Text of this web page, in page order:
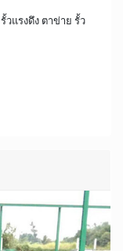
วแรงดึง ตาข่าย รั้ว